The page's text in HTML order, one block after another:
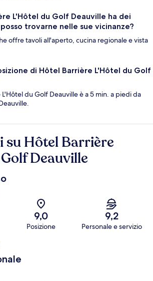
L'Hôtel du Golf Deauville ha dei
trovarne nelle sue vicinanze?
offre tavoli all'aperto, cucina regionale e vista
di Hôtel Barrière L'Hôtel du Golf
du Golf Deauville è a 5 min. a piedi da
su Hôtel Barrière
Deauville
9,0
Posizione
9,2
Personale e servizio